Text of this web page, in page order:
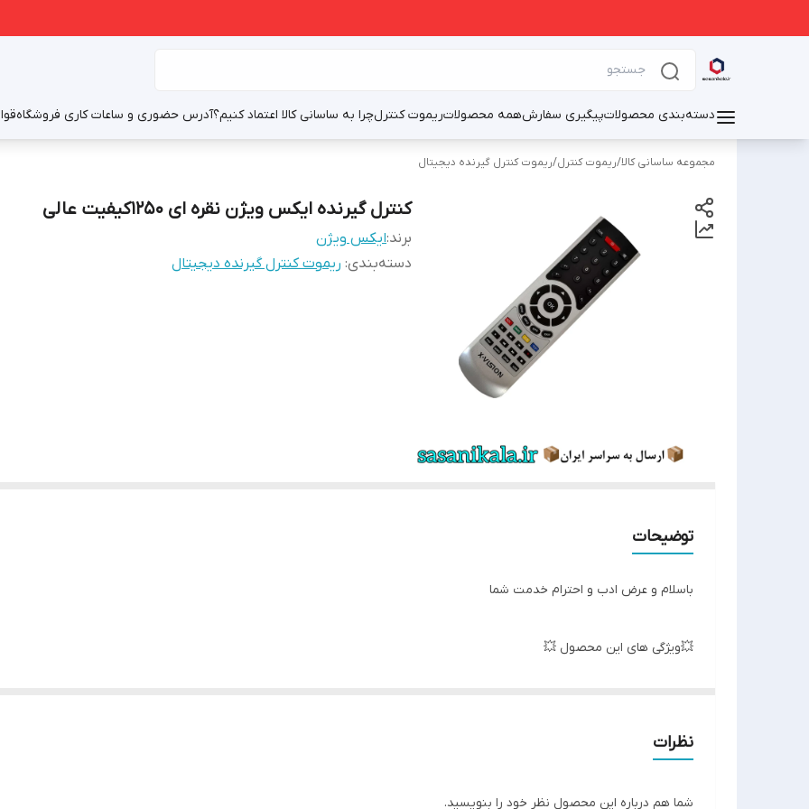
دسته‌بندی محصولاتپیگیری سفارشهمه محصولاتریموت کنترلچرا به ساسانی کالا اعتماد کنیم؟آدرس حضوری و ساعات کاری فروشگاه
مجموعه ساسانی کالا/ریموت کنترل/ریموت کنترل گیرنده دیجیتال
کنترل گیرنده ایکس ویژن نقره ای 1250کیفیت عالی
برند:ایکس ویژن
دسته‌بندی: ریموت کنترل گیرنده دیجیتال
توضیحات
باسلام و عرض ادب و احترام خدمت شما
💥ویژگی های این محصول 💥
نظرات
شما هم درباره این محصول نظر خود را بنویسید.